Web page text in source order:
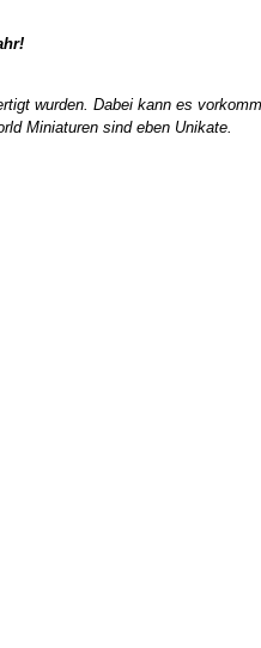
wurden. Dabei kann es
Miniaturen sind eben Unikate.